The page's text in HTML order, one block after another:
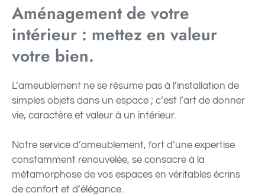
Aménagement de votre
intérieur : mettez en valeur
votre bien.
L’ameublement ne se résume pas à l’installation de
simples objets dans un espace ; c’est l’art de donner
vie, caractère et valeur à un intérieur.
Notre service d’ameublement, fort d’une expertise
constamment renouvelée, se consacre à la
métamorphose de vos espaces en véritables écrins
de confort et d’élégance.